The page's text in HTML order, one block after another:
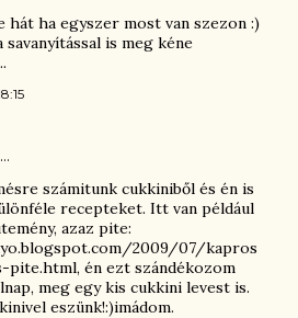
hát ha egyszer most van szezon :)
is meg kéne
számitunk cukkiniből és én is
recepteket. Itt van például
azaz pite:
2009/07/kapros
én ezt szándékozom
meg egy kis cukkini levest is.
eszünk!:)imádom.